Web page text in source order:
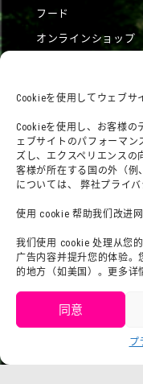
Cookieを使用してウェブサ
Cookieを使用し、お客様の
ェブサイトのパフォーマン
ズし、エクスペリエンスの
客様が所在する国の外（例
については、 弊社プライ
使用 cookie 帮助我们改进网
我们使用 cookie 处理从您
广告内容并提升您的体验。
的地方（如美国）。更多详
同意
プ
フード
オンラインショップ
団体利用について
チームビルディング
よくある質問・問題
利用規約
プライバシーポリシ
プレスリリース（プ
ース